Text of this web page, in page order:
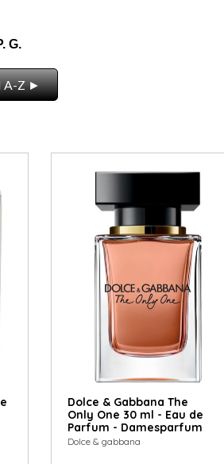
G.
A-Z ►
Dolce & Gabbana The
Only One 30 ml - Eau de
Parfum - Damesparfum
Dolce & gabbana